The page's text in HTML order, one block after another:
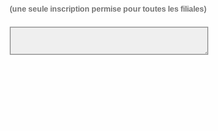
(une seule inscription permise pour toutes les filiales)